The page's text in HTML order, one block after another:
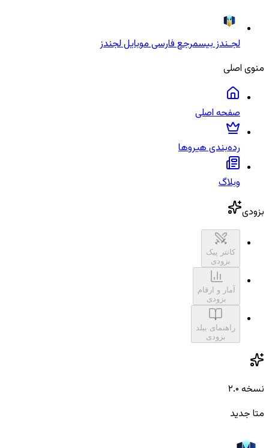
لجـندز بیسمرجع فارسی موبایل لجندز
منوی اصلی
صفحه اصلی
رده‌بندی هیروها
وبلاگ
بزودی
کانتر پیک
بزودی
آمار و ارقام
بزودی
راهنمای بیلد
بزودی
نسخه ۲.۰
متا جدید